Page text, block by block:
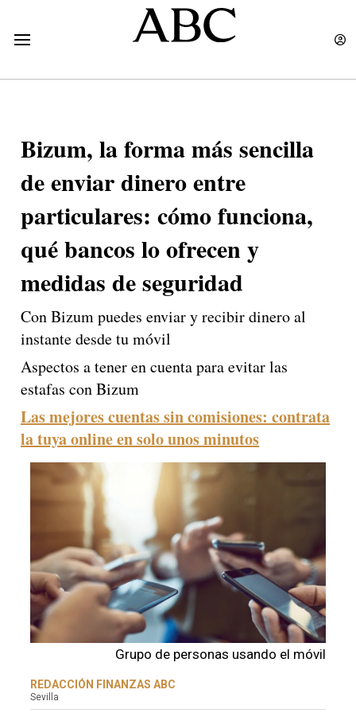
Bizum, la forma más sencilla
de enviar dinero entre
particulares: cómo funciona,
qué bancos lo ofrecen y
medidas de seguridad
Con Bizum puedes enviar y recibir dinero al
instante desde tu móvil
Aspectos a tener en cuenta para evitar las
estafas con Bizum
Las mejores cuentas sin comisiones: contrata
la tuya online en solo unos minutos
Grupo de personas usando el móvil
REDACCIÓN FINANZAS ABC
Sevilla